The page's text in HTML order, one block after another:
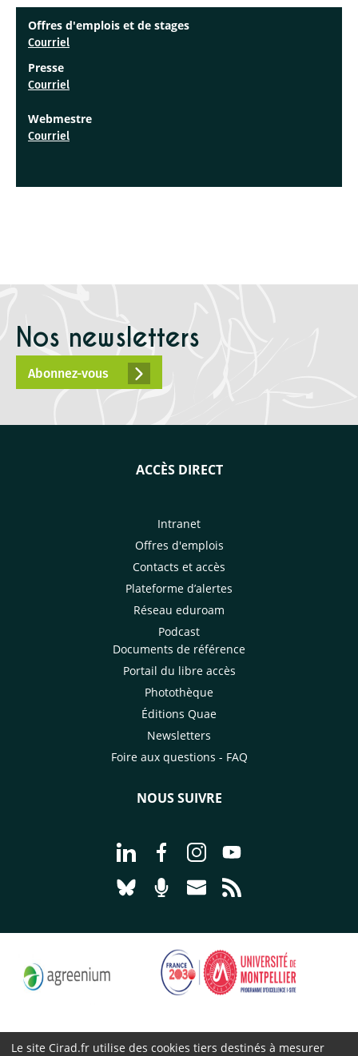
Offres d'emplois et de stages
Courriel
Presse
Courriel
W​​​ebmestre
Courriel
Nos newsletters
Abonnez-vous
ACCÈS DIRECT
Intranet
Offres d'emplois
Contacts et accès
Plateforme d’alertes
Réseau eduroam
Podcast
Documents de référence
Portail du libre accès
Photothèque
Éditions Quae
Newsletters
Foire aux questions - FAQ
NOUS SUIVRE
Aller à la page Nous suivre sur
Aller à la page Nous suivre sur
Aller à la page Nous
Aller à la page
Aller à la page Nous suivre sur
Aller à la page Nourrir le
Aller à la page Nous
Le site Cirad.fr utilise des cookies tiers destinés à mesurer